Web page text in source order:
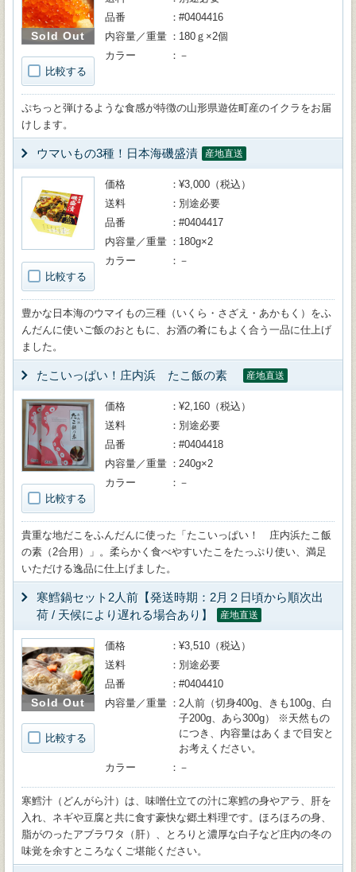
Sold Out
比較する
品番
#0404416
内容量／重量
180ｇ×2個
カラー
－
ぷちっと弾けるような食感が特徴の山形県遊佐町産のイクラをお届
けします。
ウマいもの3種！日本海磯盛漬 産地直送
比較する
価格
¥3,000（税込）
送料
別途必要
品番
#0404417
内容量／重量
180g×2
カラー
－
豊かな日本海のウマイもの三種（いくら・さざえ・あかもく）をふ
んだんに使いご飯のおともに、お酒の肴にもよく合う一品に仕上げ
ました。
たこいっぱい！庄内浜 たこ飯の素 産地直送
比較する
価格
¥2,160（税込）
送料
別途必要
品番
#0404418
内容量／重量
240g×2
カラー
－
貴重な地だこをふんだんに使った「たこいっぱい！ 庄内浜たこ飯
の素（2合用）」。柔らかく食べやすいたこをたっぷり使い、満足
いただける逸品に仕上げました。
寒鱈鍋セット2人前【発送時期：2月２日頃から順次出
荷 / 天候により遅れる場合あり】
産地直送
Sold Out
比較する
価格
¥3,510（税込）
送料
別途必要
品番
#0404410
内容量／重量
2人前（切身400g、きも100g、白
子200g、あら300g） ※天然もの
につき、内容量はあくまで目安と
お考えください。
カラー
－
寒鱈汁（どんがら汁）は、味噌仕立ての汁に寒鱈の身やアラ、肝を
入れ、ネギや豆腐と共に食す豪快な郷土料理です。ほろほろの身、
脂がのったアブラワタ（肝）、とろりと濃厚な白子など庄内の冬の
味覚を余すところなくご堪能ください。